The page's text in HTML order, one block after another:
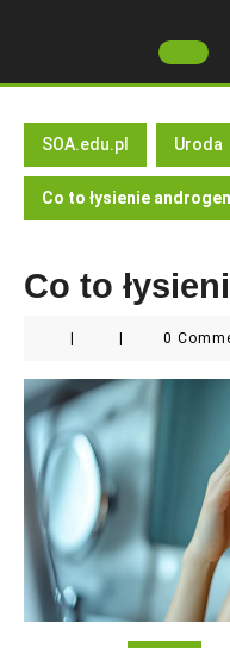
SOA.edu.pl Uroda
Co to łysienie
Co to
0